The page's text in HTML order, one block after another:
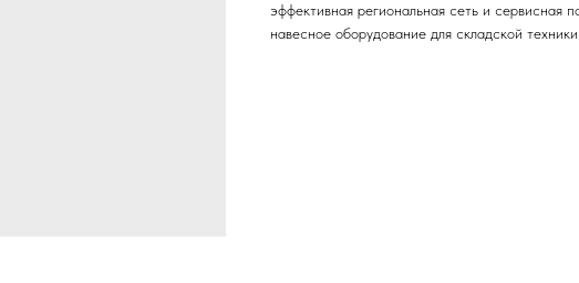
эффективная региональная сеть и
навесное оборудование для складской техники.